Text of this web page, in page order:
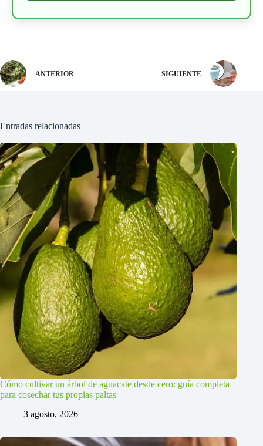
ANTERIOR SIGUIENTE
Entradas relacionadas
Cómo cultivar un árbol de aguacate desde cero: guía completa
para cosechar tus propias paltas
3 agosto, 2026